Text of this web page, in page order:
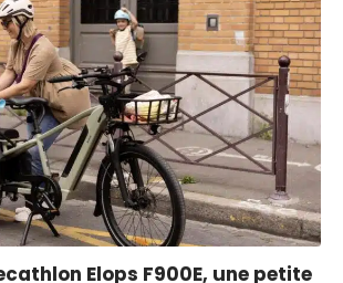
Elops F900E, une petite